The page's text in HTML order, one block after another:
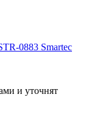
0883 Smartec
и уточнят